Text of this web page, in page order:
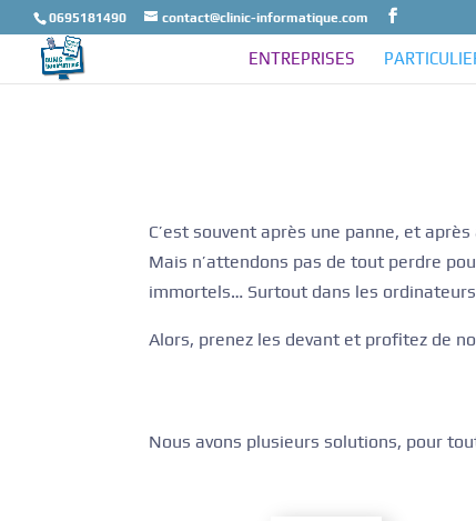
0695181490 contact@clinic-informatique.com
ENTREPRISES
C’est souvent après une panne, et
Mais n’attendons pas de tout perdre
immortels… Surtout dans les
Alors, prenez les devant et profitez de
Nous avons plusieurs solutions, pour